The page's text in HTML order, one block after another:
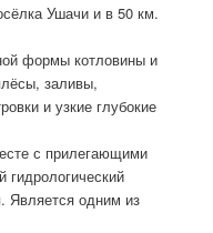
Ушачи и в 50 км.
формы котловины и
заливы,
и узкие глубокие
с прилегающими
гидрологический
Является одним из